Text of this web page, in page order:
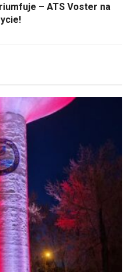
– ATS Voster na